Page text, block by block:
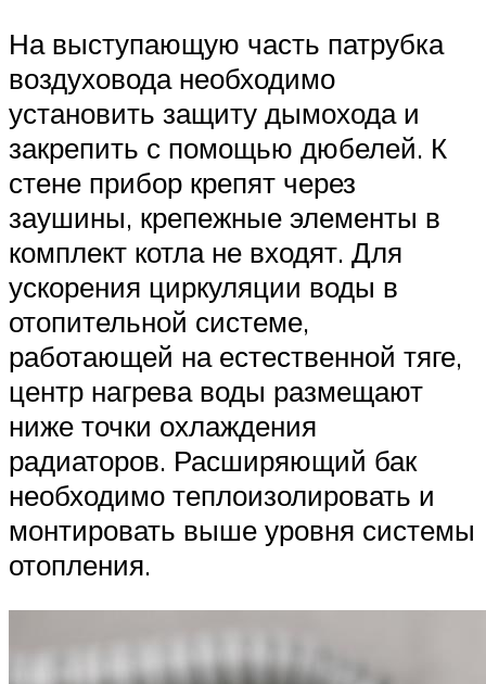
На выступающую часть патрубка
воздуховода необходимо
установить защиту дымохода и
закрепить с помощью дюбелей. К
стене прибор крепят через
заушины, крепежные элементы в
комплект котла не входят. Для
ускорения циркуляции воды в
отопительной системе,
работающей на естественной тяге,
центр нагрева воды размещают
ниже точки охлаждения
радиаторов. Расширяющий бак
необходимо теплоизолировать и
монтировать выше уровня системы
отопления.